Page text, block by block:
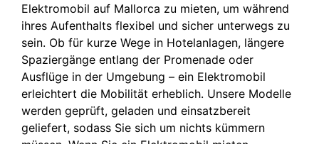
Elektromobil auf Mallorca zu mieten, um während
ihres Aufenthalts flexibel und sicher unterwegs zu
sein. Ob für kurze Wege in Hotelanlagen, längere
Spaziergänge entlang der Promenade oder
Ausflüge in der Umgebung – ein Elektromobil
erleichtert die Mobilität erheblich. Unsere Modelle
werden geprüft, geladen und einsatzbereit
geliefert, sodass Sie sich um nichts kümmern